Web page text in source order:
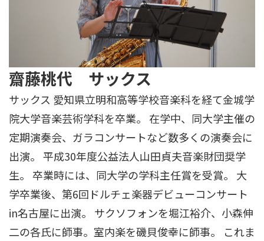
齋藤桃代 サックス
サックス 愛知県立明和高等学校音楽科を経て金城学
院大学音楽芸術学科を卒業。 在学中、同大学主催の
定期演奏会、ガラコンサートなど数多くの演奏会に
出演。 平成30年度公益法人山田貞夫音楽財団奨学
生。 卒業時には、同大学の学科主任賞を受賞。 大
学卒業後、第6回ドルチェ楽器デビューコンサート
in名古屋に出演。 サクソフォンを堀江裕介、小森伸
二の各氏に師事。室内楽を磯貝俊幸に師事。 これま